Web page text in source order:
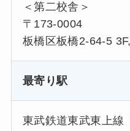
＜第二校舎＞
〒173-0004
板橋区板橋2-64-5
最寄り駅
東武鉄道東武東上線